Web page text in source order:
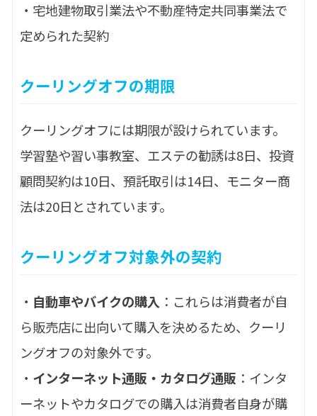
・宅地建物取引業法や不動産特定共同事業法で
定められた契約
クーリングオフの期限
クーリングオフには期限が設けられています。
学習塾や習い事教室、エステの勧誘は8日、投資
顧問契約は10日、預託取引は14日、モニター商
法は20日とされています。
クーリングオフ対象外の契約
・ 自動車やバイクの購入 ：これらは消費者が自
ら販売店に出向いて購入を決めるため、クーリ
ングオフの対象外です。
・ インターネット通販・カタログ通販 ：インタ
ーネットやカタログでの購入は消費者自身が購